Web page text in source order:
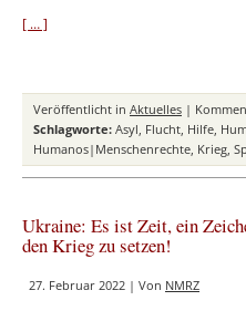
[ … ]
Veröffentlicht in Aktuelles |
Schlagworte: Asyl, Flucht, Hilfe,
Humanos|Menschenrechte, Krieg,
Ukraine: Es ist Zeit, ein
den Krieg zu setzen!
27. Februar 2022 | Von NMRZ